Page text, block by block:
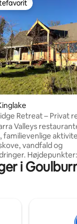
bedømmelse,
Retreat – Privat
Valleys
familievenlige
vandfald og
Højdepunkter:
udsigt, super
med tæppe i
skærm. Perfekt til
en
i